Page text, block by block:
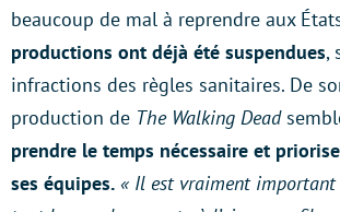
beaucoup de mal à reprendre aux
productions ont déjà été suspendues,
infractions des règles sanitaires. De
production de The Walking Dead
prendre le temps nécessaire et
ses équipes. « Il est vraiment important